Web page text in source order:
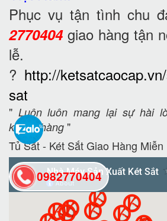
Phục vụ tận tình chu
2770404giao hàng tận
lễ.
? http://
sat
" Luôn luôn mang lại sự hài
khách hàng "
Tủ Sắt - Két Sắt Giao Hàng
0982770404